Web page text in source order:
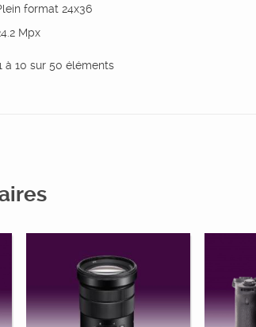
format 24x36
Mpx
à 10 sur 50 éléments